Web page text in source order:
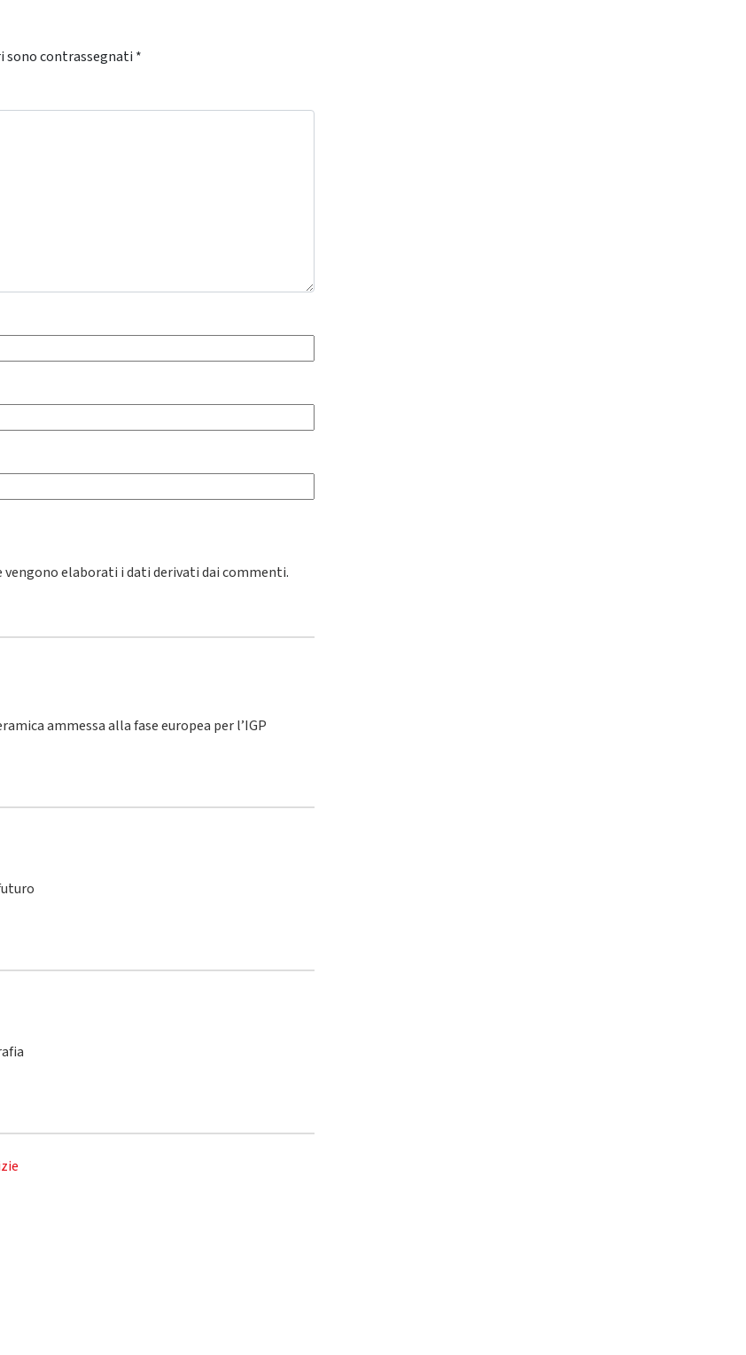
sono contrassegnati *
vengono elaborati i dati derivati dai commenti.
ammessa alla fase europea per l’IGP